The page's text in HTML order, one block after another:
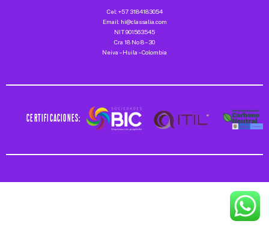
Cel: +57 3184183054
Email: hi@classalia.com
NIT 901563545
Cra 18 No 8 – 30
Neiva – Huila – Colombia
CERTIFICACIONES: